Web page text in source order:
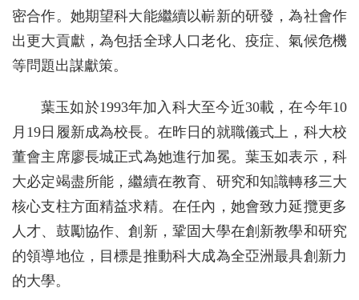
密合作。她期望科大能繼續以嶄新的研發，為社會作
出更大貢獻，為包括全球人口老化、疫症、氣候危機
等問題出謀獻策。
葉玉如於1993年加入科大至今近30載，在今年10
月19日履新成為校長。在昨日的就職儀式上，科大校
董會主席廖長城正式為她進行加冕。葉玉如表示，科
大必定竭盡所能，繼續在教育、研究和知識轉移三大
核心支柱方面精益求精。在任內，她會致力延攬更多
人才、鼓勵協作、創新，鞏固大學在創新教學和研究
的領導地位，目標是推動科大成為全亞洲最具創新力
的大學。